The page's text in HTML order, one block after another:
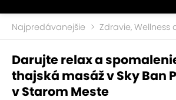
Najpredávanejšie Zdravie, Wellness
Darujte relax a
thajská masáž v Sky Ban
v Starom Meste